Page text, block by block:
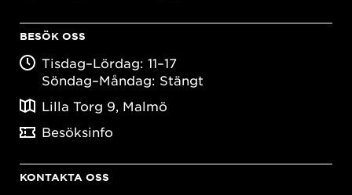
BESÖK OSS
Tisdag–Lördag: 11–17
Söndag–Måndag: Stängt
Lilla Torg 9, Malmö
Besöksinfo
KONTAKTA OSS